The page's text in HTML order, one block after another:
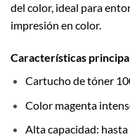
del color, ideal para
impresión en color.
Características
Cartucho de tóner
Color magenta
Alta capacidad: